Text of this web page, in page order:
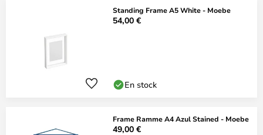
Standing Frame A5 White - Moebe
54,00 €
En stock
Frame Ramme A4 Azul Stained - Moebe
49,00 €